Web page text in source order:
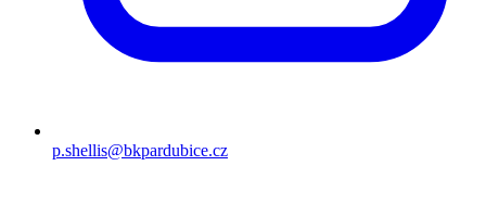
p.shellis@bkpardubice.cz